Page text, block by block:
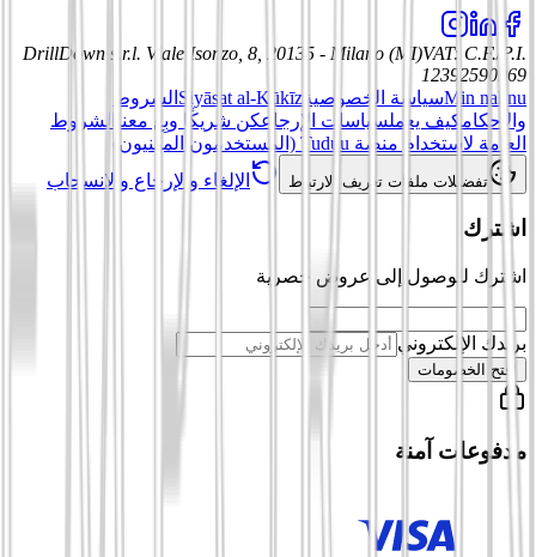
DrillDown s.r.l. Viale Isonzo, 8, 20135 - Milano (MI)VAT: C.F./P.I.
12392590969
Min nahnuسياسة الخصوصية Siyāsat al-Kūkīz الشروط
والأحكامكيف يعملسياسات الإرجاعكن شريكًا وبِع معنا
الشروط
العامة لاستخدام منصة Tuduu (المستخدمون المهنيون)
تفضيلات ملفات تعريف الارتباط الإلغاء والإرجاع والانسحاب
اشترك
اشترك للوصول إلى عروض حصرية
بريدك الإلكتروني
افتح الخصومات
مدفوعات آمنة